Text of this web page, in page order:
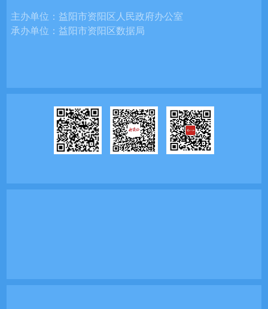
主办单位：益阳市资阳区人民政府办公室
承办单位：益阳市资阳区数据局